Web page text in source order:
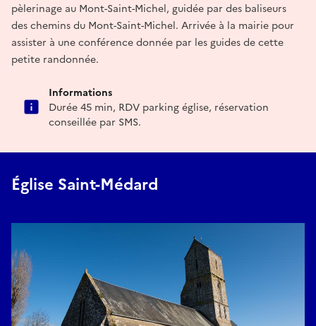
pèlerinage au Mont-Saint-Michel, guidée par des baliseurs
des chemins du Mont-Saint-Michel. Arrivée à la mairie pour
assister à une conférence donnée par les guides de cette
petite randonnée.
Informations
Durée 45 min, RDV parking église, réservation
conseillée par SMS.
Église Saint-Médard